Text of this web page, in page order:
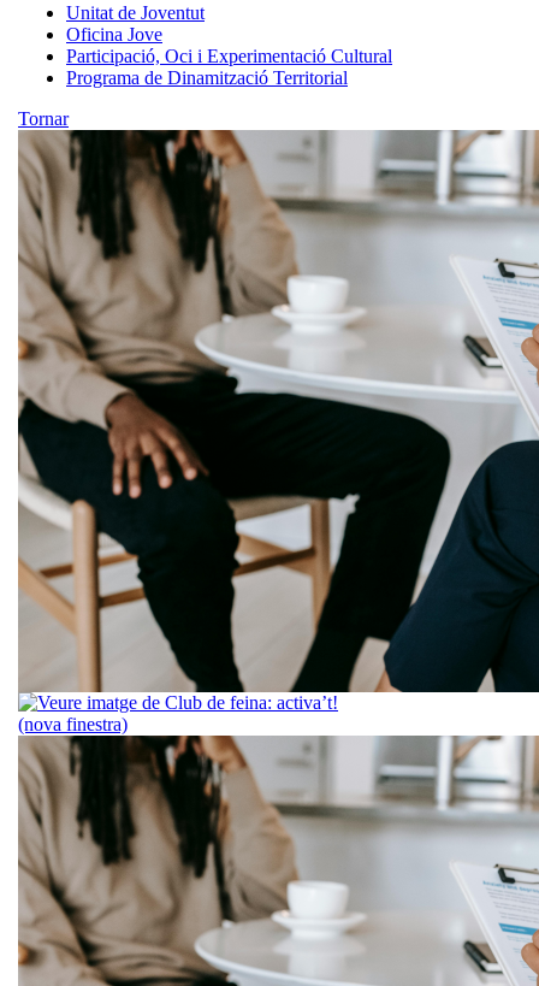
Unitat de Joventut
Oficina Jove
Participació, Oci i Experimentació Cultural
Programa de Dinamització Territorial
Tornar
Dimarts, 30
Club de
Espai
recursos i
buscar feina